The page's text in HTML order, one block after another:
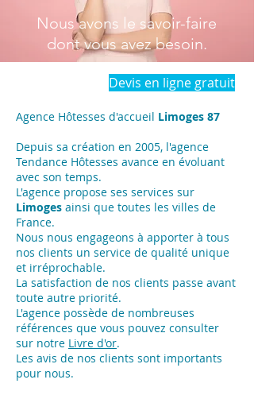
Nous avons le savoir-faire
dont vous avez besoin.
Devis en ligne gratuit
Agence Hôtesses d'accueil Limoges 87
Depuis sa création en 2005, l'agence
Tendance Hôtesses avance en évoluant
avec son temps.
L'agence propose ses services sur
Limoges ainsi que toutes les villes de
France.
Nous nous engageons à apporter à tous
nos clients un service de qualité unique
et irréprochable.
La satisfaction de nos clients passe avant
toute autre priorité.
L'agence possède de nombreuses
références que vous pouvez consulter
sur notre Livre d'or.
Les avis de nos clients sont importants
pour nous.